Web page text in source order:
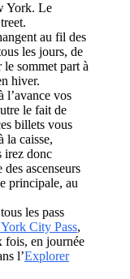
York. Le
au fil des
les jours, de
sommet part à
hiver.
l’avance vos
le fait de
billets vous
la caisse,
irez donc
ascenseurs
principale, au
les pass
City Pass,
fois, en journée
l’Explorer